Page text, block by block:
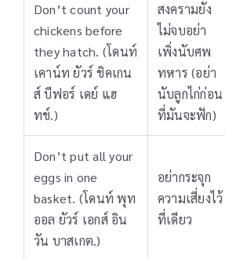
Don’t count your
chickens before
they hatch. (โดนท์
เคาน์ท ยัวร์ ชิคเกน
ส์ บีฟอร์ เดย์ แฮ
ทช์.)
สงครามยัง
ไม่จบอย่า
เพิ่งนับศพ
ทหาร (อย่า
นับลูกไก่ก่อน
ที่มันจะฟัก)
Don’t put all your
eggs in one
basket. (โดนท์ พุท
ออล ยัวร์ เอกส์ อิน
วัน บาสเกต.)
อย่ากระจุก
ความเสี่ยงไว้
ที่เดียว